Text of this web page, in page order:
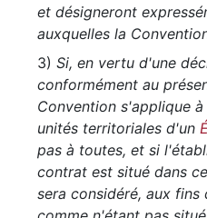
et désigneront
auxquelles la
3) Si, en vertu d'une
conformément au
Convention s'applique
unités territoriales d'un
pas à toutes, et si
contrat est situé dans
sera considéré, aux fins